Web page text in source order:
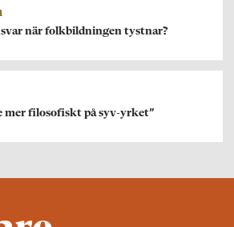
när folkbildningen tystnar?
mer filosofiskt på syv-yrket”